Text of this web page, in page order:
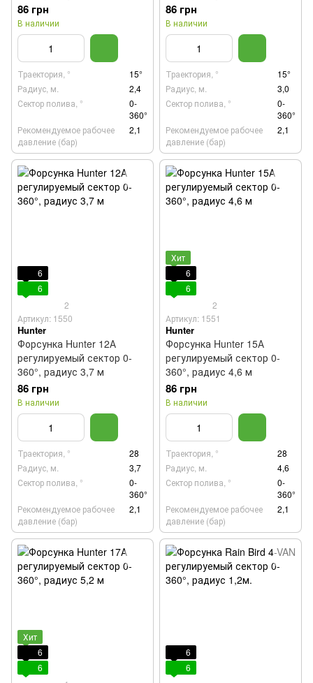
86 грн
В наличии
Траектория, °
15°
Радиус, м.
2,4
Сектор полива, °
0-
360°
Рекомендуемое рабочее
давление (бар)
2,1
86 грн
В наличии
Траектория, °
15°
Радиус, м.
3,0
Сектор полива, °
0-
360°
Рекомендуемое рабочее
давление (бар)
2,1
6
6
2
Артикул: 1550
Hunter
Форсунка Hunter 12А
регулируемый сектор 0-
360°, радиус 3,7 м
86 грн
В наличии
Траектория, °
28
Радиус, м.
3,7
Сектор полива, °
0-
360°
Рекомендуемое рабочее
давление (бар)
2,1
Хит
6
6
2
Артикул: 1551
Hunter
Форсунка Hunter 15А
регулируемый сектор 0-
360°, радиус 4,6 м
86 грн
В наличии
Траектория, °
28
Радиус, м.
4,6
Сектор полива, °
0-
360°
Рекомендуемое рабочее
давление (бар)
2,1
Хит
6
6
6
6